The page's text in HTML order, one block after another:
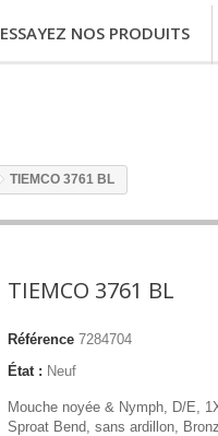
ESSAYEZ NOS PRODUITS
TIEMCO 3761 BL
TIEMCO 3761 BL
Référence 7284704
État : Neuf
Mouche noyée & Nymph, D/E,
Sproat Bend, sans ardillon,